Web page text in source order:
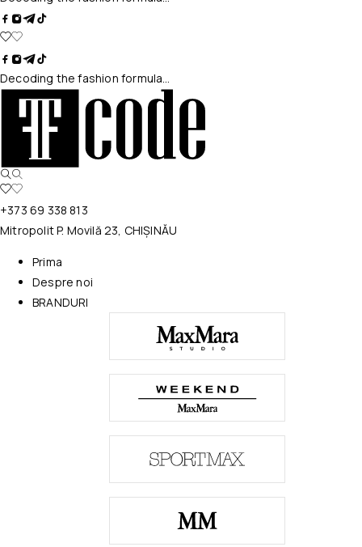
Decoding the fashion formula…
+373 69 338 813
Mitropolit P. Movilă 23, CHIȘINĂU
Prima
Despre noi
BRANDURI